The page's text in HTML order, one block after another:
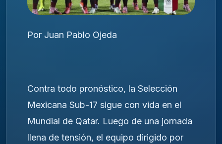
Por Juan Pablo Ojeda
Contra todo pronóstico, la Selección
Mexicana Sub-17 sigue con vida en el
Mundial de Qatar. Luego de una jornada
llena de tensión, el equipo dirigido por